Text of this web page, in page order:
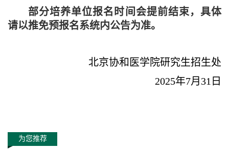
部分培养单位报名时间会提前结束， 具体
请以推免预报名系统内公告为准。
北京协和医学院研究生招生处
2025年7月 31 日
为您推荐